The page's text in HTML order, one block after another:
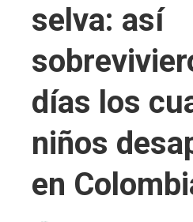
selva: así
días los
niños
en